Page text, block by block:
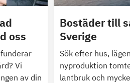
oss
Vi
av din
Bostäder till
Sverige
Sök efter hus,
nyproduktion
lantbruk och